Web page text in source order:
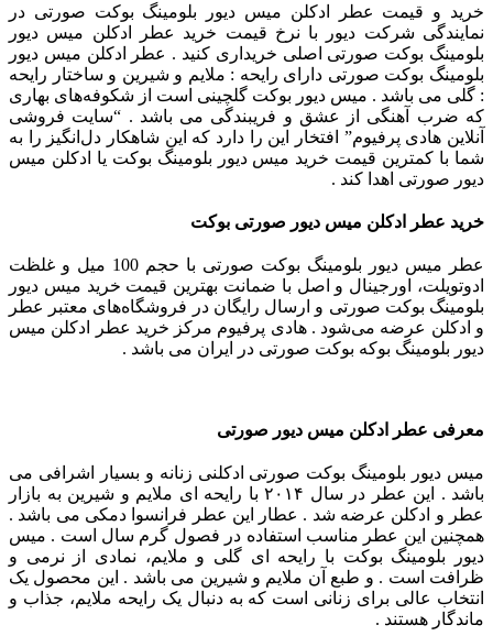
خرید و قیمت عطر ادکلن میس دیور بلومینگ بوکت صورتی در
نمایندگی شرکت دیور با نرخ قیمت خرید عطر ادکلن میس دیور
بلومینگ بوکت صورتی اصلی خریداری کنید . عطر ادکلن میس دیور
بلومینگ بوکت صورتی دارای رایحه : ملایم و شیرین و ساختار رایحه
: گلی می باشد . میس دیور بوکت گلچینی است از شکوفه‌های بهاری
که ضرب آهنگی از عشق و فریبندگی می باشد . “سایت فروشی
آنلاین هادی پرفیوم” افتخار این را دارد که این شاهکار دل‌انگیز را به
شما با کمترین قیمت خرید میس دیور بلومینگ بوکت یا ادکلن میس
دیور صورتی اهدا کند .
خرید عطر ادکلن میس دیور صورتی بوکت
عطر میس دیور بلومینگ بوکت صورتی با حجم 100 میل و غلظت
ادوتویلت، اورجینال و اصل با ضمانت بهترین قیمت خرید میس دیور
بلومینگ بوکت صورتی و ارسال رایگان در فروشگاه‌های معتبر عطر
و ادکلن عرضه می‌شود . هادی پرفیوم مرکز خرید عطر ادکلن میس
دیور بلومینگ بوکه بوکت صورتی در ایران می باشد .
معرفی عطر ادکلن میس دیور صورتی
میس دیور بلومینگ بوکت صورتی ادکلنی زنانه و بسیار اشرافی می
باشد . این عطر در سال ۲۰۱۴ با رایحه ای ملایم و شیرین به بازار
عطر و ادکلن عرضه شد . عطار این عطر فرانسوا دمکی می باشد .
همچنین این عطر مناسب استفاده در فصول گرم سال است . میس
دیور بلومینگ بوکت با رایحه ای گلی و ملایم، نمادی از نرمی و
ظرافت است . و طبع آن ملایم و شیرین می باشد . این محصول یک
انتخاب عالی برای زنانی است که به دنبال یک رایحه ملایم، جذاب و
ماندگار هستند .